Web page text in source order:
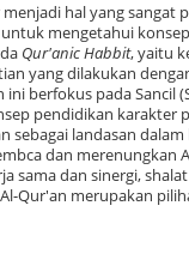
hal yang sangat
mengetahui
Qur'anic Habbit, yaitu
yang dilakukan
berfokus pada Sancil
pendidikan karakter
sebagai landasan
dan merenungkan
sama dan sinergi,
Qur'an merupakan